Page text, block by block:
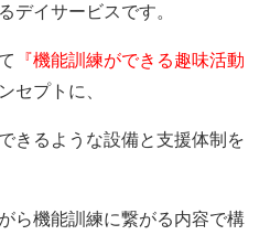
デイサービスです。
『機能訓練ができる趣味活動
セプトに、
きるような設備と支援体制を
ら機能訓練に繋がる内容で構